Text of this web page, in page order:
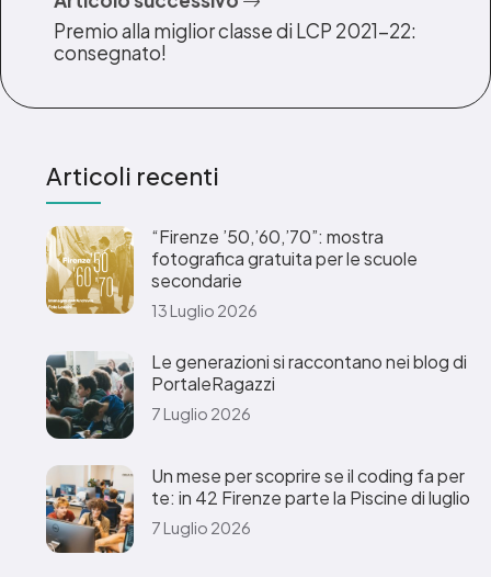
Premio alla miglior classe di LCP 2021-22:
consegnato!
Articoli recenti
“Firenze ’50,’60,’70”: mostra
fotografica gratuita per le scuole
secondarie
13 Luglio 2026
Le generazioni si raccontano nei blog di
PortaleRagazzi
7 Luglio 2026
Un mese per scoprire se il coding fa per
te: in 42 Firenze parte la Piscine di luglio
7 Luglio 2026